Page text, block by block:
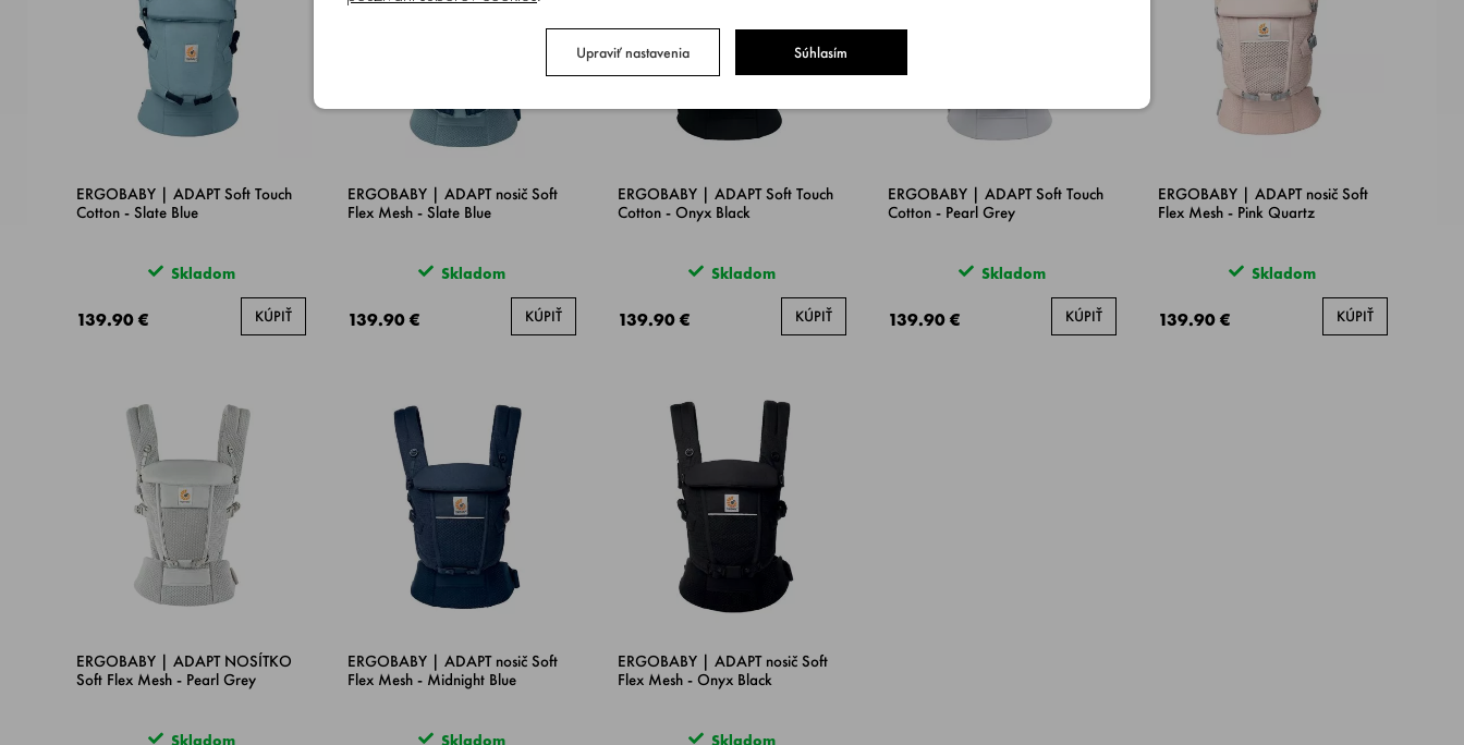
ERGOBABY | ADAPT Soft Touch
Cotton - Slate Blue
Skladom
139.90 € KÚPIŤ
ERGOBABY | ADAPT nosič Soft
Flex Mesh - Slate Blue
Skladom
139.90 € KÚPIŤ
ERGOBABY | ADAPT Soft Touch
Cotton - Onyx Black
Skladom
139.90 € KÚPIŤ
ERGOBABY | ADAPT Soft Touch
Cotton - Pearl Grey
Skladom
139.90 € KÚPIŤ
ERGOBABY | ADAPT nosič Soft
Flex Mesh - Pink Quartz
Skladom
139.90 € KÚPIŤ
ERGOBABY | ADAPT NOSÍTKO
Soft Flex Mesh - Pearl Grey
Skladom
ERGOBABY | ADAPT nosič Soft
Flex Mesh - Midnight Blue
Skladom
ERGOBABY | ADAPT nosič Soft
Flex Mesh - Onyx Black
Skladom
Upraviť nastavenia Súhlasím